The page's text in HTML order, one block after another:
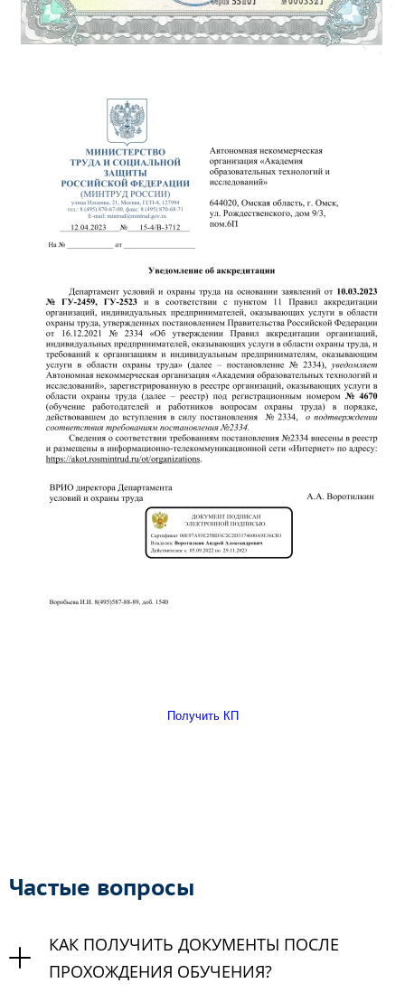
Получить КП
Частые вопросы
КАК ПОЛУЧИТЬ ДОКУМЕНТЫ ПОСЛЕ
ПРОХОЖДЕНИЯ ОБУЧЕНИЯ?